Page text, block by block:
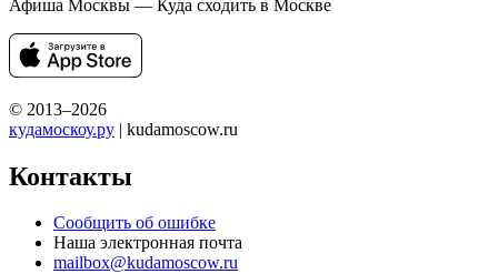
Афиша Москвы — Куда сходить в Москве
© 2013–2026
кудамоскоу.ру | kudamoscow.ru
Контакты
Сообщить об ошибке
Наша электронная почта
mailbox@kudamoscow.ru